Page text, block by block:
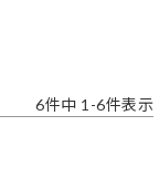
6件中 1 -6件表示